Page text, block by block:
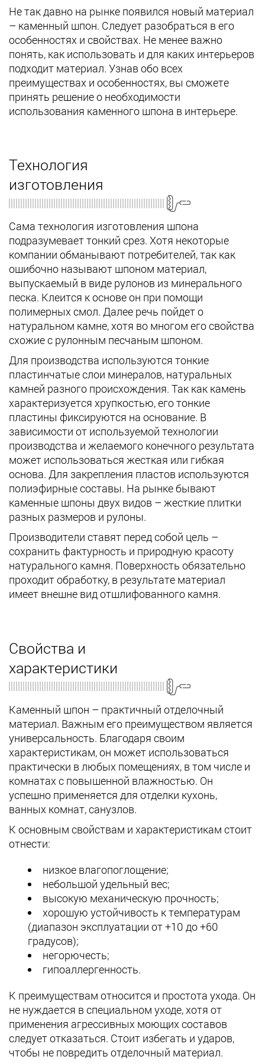
Не так давно на рынке появился новый материал
– каменный шпон. Следует разобраться в его
особенностях и свойствах. Не менее важно
понять, как использовать и для каких интерьеров
подходит материал. Узнав обо всех
преимуществах и особенностях, вы сможете
принять решение о необходимости
использования каменного шпона в интерьере.
Технология
изготовления
Сама технология изготовления шпона
подразумевает тонкий срез. Хотя некоторые
компании обманывают потребителей, так как
ошибочно называют шпоном материал,
выпускаемый в виде рулонов из минерального
песка. Клеится к основе он при помощи
полимерных смол. Далее речь пойдет о
натуральном камне, хотя во многом его свойства
схожие с рулонным песчаным шпоном.
Для производства используются тонкие
пластинчатые слои минералов, натуральных
камней разного происхождения. Так как камень
характеризуется хрупкостью, его тонкие
пластины фиксируются на основание. В
зависимости от используемой технологии
производства и желаемого конечного результата
может использоваться жесткая или гибкая
основа. Для закрепления пластов используются
полиэфирные составы. На рынке бывают
каменные шпоны двух видов – жесткие плитки
разных размеров и рулоны.
Производители ставят перед собой цель –
сохранить фактурность и природную красоту
натурального камня. Поверхность обязательно
проходит обработку, в результате материал
имеет внешне вид отшлифованного камня.
Свойства и
характеристики
Каменный шпон – практичный отделочный
материал. Важным его преимуществом является
универсальность. Благодаря своим
характеристикам, он может использоваться
практически в любых помещениях, в том числе и
комнатах с повышенной влажностью. Он
успешно применяется для отделки кухонь,
ванных комнат, санузлов.
К основным свойствам и характеристикам стоит
отнести:
низкое влагопоглощение;
небольшой удельный вес;
высокую механическую прочность;
хорошую устойчивость к температурам
(диапазон эксплуатации от +10 до +60
градусов);
негорючесть;
гипоаллергенность.
К преимуществам относится и простота ухода. Он
не нуждается в специальном уходе, хотя от
применения агрессивных моющих составов
следует отказаться. Стоит избегать и ударов,
чтобы не повредить отделочный материал.